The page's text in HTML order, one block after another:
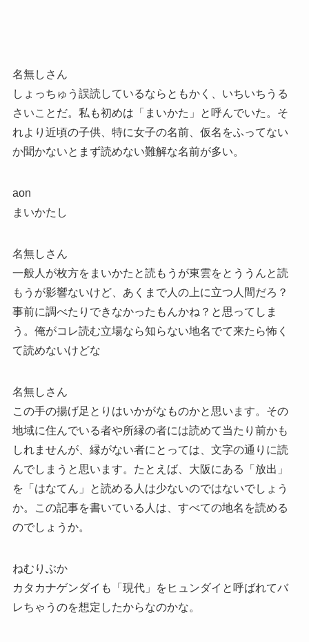
名無しさん
しょっちゅう誤読しているならともかく、いちいちうる
さいことだ。私も初めは「まいかた」と呼んでいた。そ
れより近頃の子供、特に女子の名前、仮名をふってない
か聞かないとまず読めない難解な名前が多い。
aon
まいかたし
名無しさん
一般人が枚方をまいかたと読もうが東雲をとううんと読
もうが影響ないけど、あくまで人の上に立つ人間だろ？
事前に調べたりできなかったもんかね？と思ってしま
う。俺がコレ読む立場なら知らない地名でて来たら怖く
て読めないけどな
名無しさん
この手の揚げ足とりはいかがなものかと思います。その
地域に住んでいる者や所縁の者には読めて当たり前かも
しれませんが、縁がない者にとっては、文字の通りに読
んでしまうと思います。たとえば、大阪にある「放出」
を「はなてん」と読める人は少ないのではないでしょう
か。この記事を書いている人は、すべての地名を読める
のでしょうか。
ねむりぶか
カタカナゲンダイも「現代」をヒュンダイと呼ばれてバ
レちゃうのを想定したからなのかな。